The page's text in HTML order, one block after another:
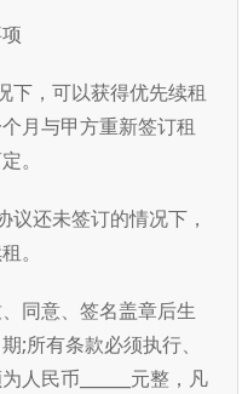
下，可以获得优先续租
月与甲方重新签订租
。
还未签订的情况下，
。
同意、签名盖章后生
;所有条款必须执行、
人民币______元整，凡